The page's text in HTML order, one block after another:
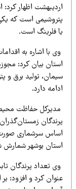
اظهار کرد:
است که یکی از
فلرینگ است.
با اشاره به اقدامات
بیان کرد: مجوزهایی
تولید برق و
دارد.
حفاظت محیط‌زیست
زمستان‌گذران در
بوشهر شمارش شده
کرد و افزود: بر